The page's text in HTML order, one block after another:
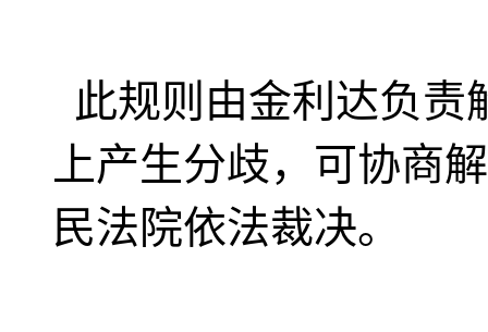
此规则由金利达负责
上产生分歧，可协商
民法院依法裁决。